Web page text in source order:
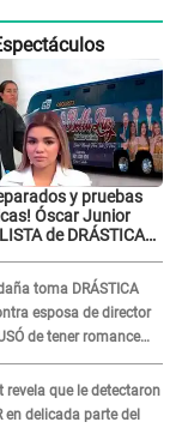
y pruebas
Óscar Junior
de DRÁSTICAS
Luz' tras caso
toma DRÁSTICA
esposa de director
de tener romance
triste..."
revela que le detectaron
en delicada parte del